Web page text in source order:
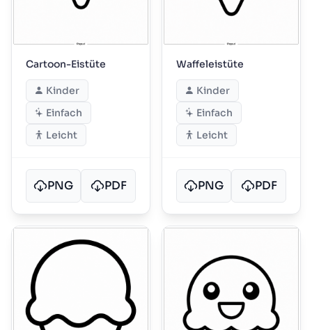
Cartoon-Eistüte
Kinder
Einfach
Leicht
PNG PDF
Waffeleistüte
Kinder
Einfach
Leicht
PNG PDF